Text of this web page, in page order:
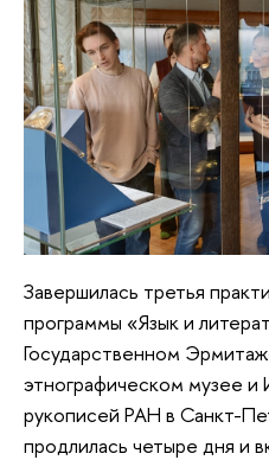
Завершилась третья
программы «Язык и
Государственном
этнографическом музее и
рукописей РАН в Санкт-
продлилась четыре дня и